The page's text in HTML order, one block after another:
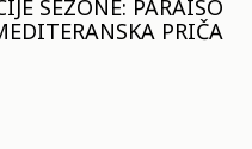
SEZONE: PARAISO
PRIČA